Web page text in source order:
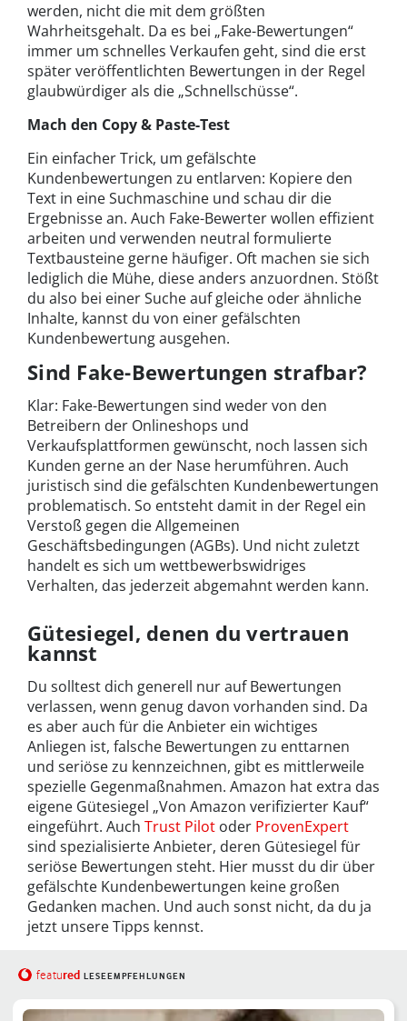
werden, nicht die mit dem größten
Wahrheitsgehalt. Da es bei „Fake-Bewertungen“
immer um schnelles Verkaufen geht, sind die erst
später veröffentlichten Bewertungen in der Regel
glaubwürdiger als die „Schnellschüsse“.
Mach den Copy & Paste-Test
Ein einfacher Trick, um gefälschte
Kundenbewertungen zu entlarven: Kopiere den
Text in eine Suchmaschine und schau dir die
Ergebnisse an. Auch Fake-Bewerter wollen effizient
arbeiten und verwenden neutral formulierte
Textbausteine gerne häufiger. Oft machen sie sich
lediglich die Mühe, diese anders anzuordnen. Stößt
du also bei einer Suche auf gleiche oder ähnliche
Inhalte, kannst du von einer gefälschten
Kundenbewertung ausgehen.
Sind Fake-Bewertungen strafbar?
Klar: Fake-Bewertungen sind weder von den
Betreibern der Onlineshops und
Verkaufsplattformen gewünscht, noch lassen sich
Kunden gerne an der Nase herumführen. Auch
juristisch sind die gefälschten Kundenbewertungen
problematisch. So entsteht damit in der Regel ein
Verstoß gegen die Allgemeinen
Geschäftsbedingungen (AGBs). Und nicht zuletzt
handelt es sich um wettbewerbswidriges
Verhalten, das jederzeit abgemahnt werden kann.
Gütesiegel, denen du vertrauen
kannst
Du solltest dich generell nur auf Bewertungen
verlassen, wenn genug davon vorhanden sind. Da
es aber auch für die Anbieter ein wichtiges
Anliegen ist, falsche Bewertungen zu enttarnen
und seriöse zu kennzeichnen, gibt es mittlerweile
spezielle Gegenmaßnahmen. Amazon hat extra das
eigene Gütesiegel „Von Amazon verifizierter Kauf“
eingeführt. Auch Trust Pilot oder ProvenExpert
sind spezialisierte Anbieter, deren Gütesiegel für
seriöse Bewertungen steht. Hier musst du dir über
gefälschte Kundenbewertungen keine großen
Gedanken machen. Und auch sonst nicht, da du ja
jetzt unsere Tipps kennst.
featured LESEEMPFEHLUNGEN